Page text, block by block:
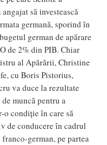
să investească
germană, sporind în
german de apărare
de 2% din PIB. Chiar
al Apărării, Christine
cu Boris Pistorius,
va duce la rezultate
muncă pentru a
o condiție în care să
de conducere în cadrul
german, pe partea